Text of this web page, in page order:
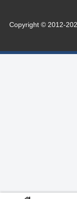
Copyright © 2012-